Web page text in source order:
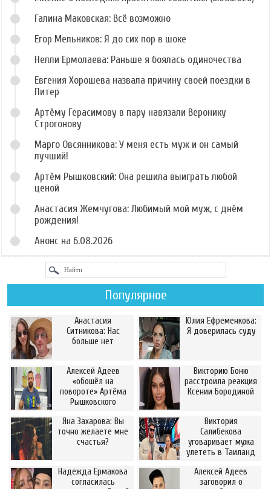
Галина Маковская: Всё возможно
Егор Мельников: Я до сих пор в шоке
Нелли Ермолаева: Раньше я боялась одиночества
Евгения Хорошева назвала причину своей поездки в
Питер
Артёму Герасимову в пару навязали Веронику
Строгонову
Марго Овсянникова: У меня есть муж и он самый
лучший!
Артём Рышковский: Она решила выиграть любой
ценой
Анастасия Жемчугова: Любимый мой муж, с днём
рождения!
Анонс на 6.08.2026
Популярное
Анастасия
Ситникова: Нас
больше нет
Юлия Ефременкова:
Я доверилась суду
Алексей Адеев
«обошёл на
повороте» Артёма
Рышковского
Викторию Боню
расстроила реакция
Ксении Бородиной
Яна Захарова: Вы
точно желаете мне
счастья?
Виктория
Салибекова
уговаривает мужа
улететь в Таиланд
Надежда Ермакова
согласилась
Алексей Адеев
заговорил о